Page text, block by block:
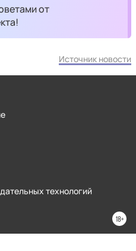
от
Источник новости
технологий